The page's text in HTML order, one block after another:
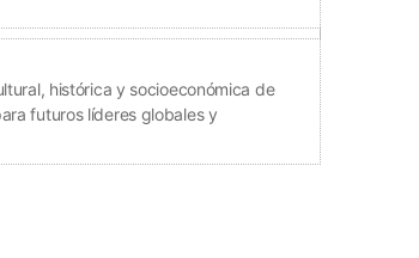
histórica y socioeconómica de
futuros líderes globales y